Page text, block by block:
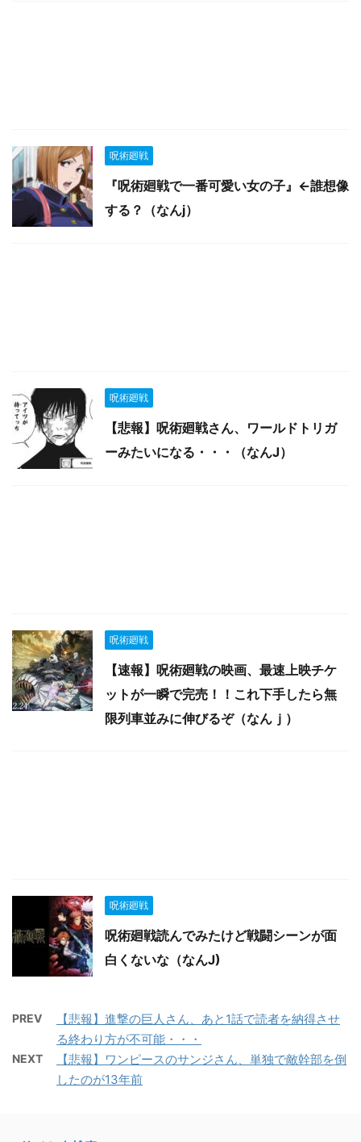
呪術廻戦
『呪術廻戦で一番可愛い女の子』←誰想像
する？（なんj）
呪術廻戦
【悲報】呪術廻戦さん、ワールドトリガ
ーみたいになる・・・（なんJ）
呪術廻戦
【速報】呪術廻戦の映画、最速上映チケ
ットが一瞬で完売！！これ下手したら無
限列車並みに伸びるぞ（なんｊ）
呪術廻戦
呪術廻戦読んでみたけど戦闘シーンが面
白くないな（なんJ)
PREV
【悲報】進撃の巨人さん、あと1話で読者を納得させ
る終わり方が不可能・・・
NEXT
【悲報】ワンピースのサンジさん、単独で敵幹部を倒
したのが13年前